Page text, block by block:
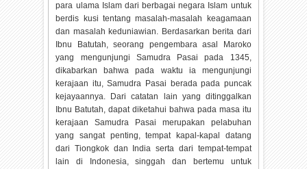
para ulama Islam dari berbagai negara Islam untuk
berdis kusi tentang masalah-masalah keagamaan
dan masalah keduniawian. Berdasarkan berita dari
Ibnu Batutah, seorang pengembara asal Maroko
yang mengunjungi Samudra Pasai pada 1345,
dikabarkan bahwa pada waktu ia mengunjungi
kerajaan itu, Samudra Pasai berada pada puncak
kejayaannya. Dari catatan lain yang ditinggalkan
Ibnu Batutah, dapat diketahui bahwa pada masa itu
kerajaan Samudra Pasai merupakan pelabuhan
yang sangat penting, tempat kapal-kapal datang
dari Tiongkok dan India serta dari tempat-tempat
lain di Indonesia, singgah dan bertemu untuk